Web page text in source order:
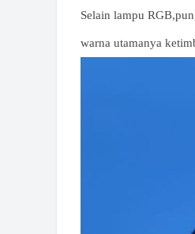
Selain lampu
warna utamanya